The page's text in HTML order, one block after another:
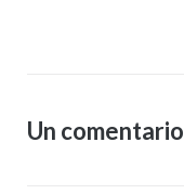
Un comentario